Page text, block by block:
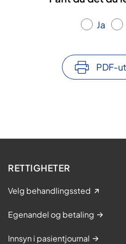
Ja
PDF-
RETTIGHETER
Velg behandlingssted
Egenandel og betaling
Innsyn i pasientjournal